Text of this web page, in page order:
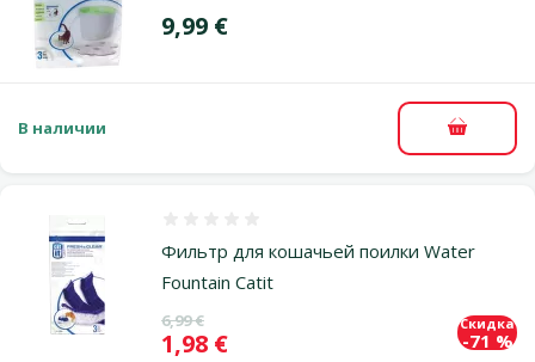
Цена
9,99 €
В наличии В
Фильтр для кошачьей поилки Water
Fountain Catit
Исходная цена
6,99 €
Цена
1,98 €
Скидка
-71 %